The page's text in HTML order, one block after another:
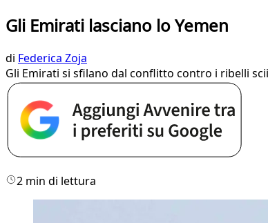
Gli Emirati lasciano lo Yemen
di Federica Zoja
Gli Emirati si sfilano dal conflitto contro i ribelli
2 min di lettura